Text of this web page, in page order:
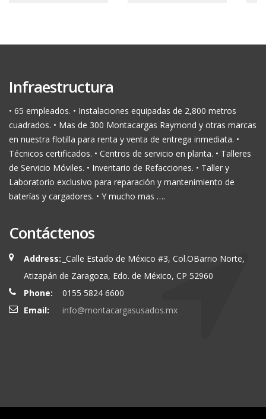
Infraestructura
• 65 empleados. • Instalaciones equipadas de 2,800 metros
cuadrados. • Mas de 300 Montacargas Raymond y otras marcas
en nuestra flotilla para renta y venta de entrega inmediata. •
Técnicos certificados. • Centros de servicio en planta. • Talleres
de Servicio Móviles. • Inventario de Refacciones. • Taller y
Laboratorio exclusivo para reparación y mantenimiento de
baterías y cargadores. • Y mucho mas ….
Contáctenos
Address: _Calle Estado de México #3, Col.OBarrio Norte,
Atizapán de Zaragoza, Edo. de México, CP 52960
Phone:
0155 5824 6600
Email:
info@montacargasusados.mx